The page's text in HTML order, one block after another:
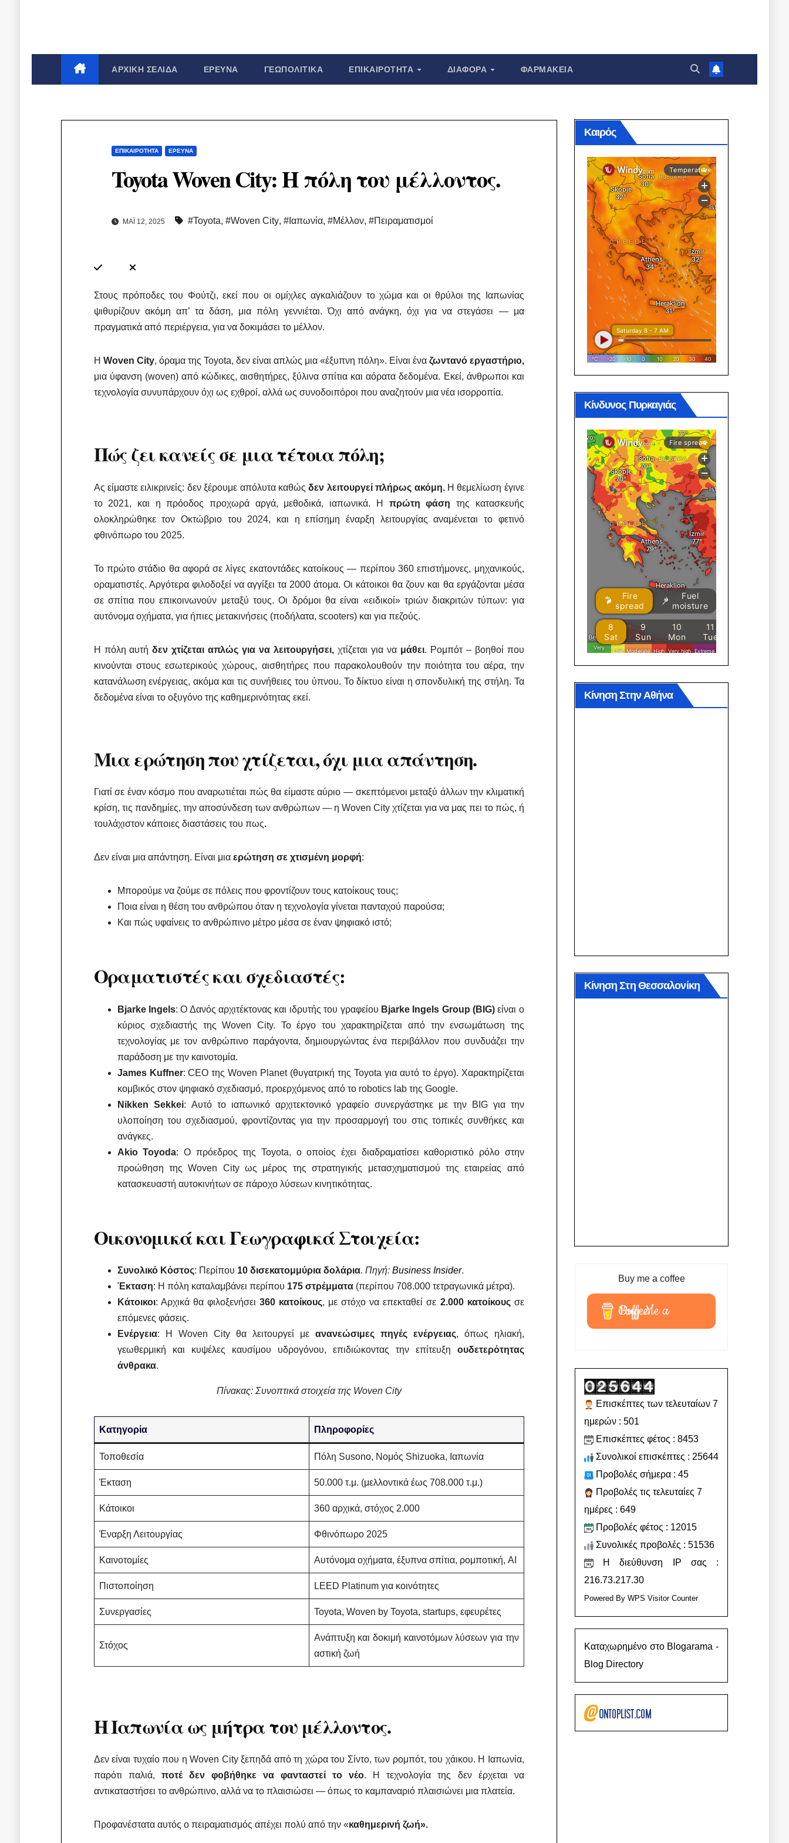
ΑΡΧΙΚΉ ΣΕΛΊΔΑ ΈΡΕΥΝΑ ΓΕΩΠΟΛΙΤΙΚΆ ΕΠΙΚΑΙΡΌΤΗΤΑ ΔΙΆΦΟΡΑ ΦΑΡΜΑΚΕΊΑ
ΕΠΙΚΑΙΡΌΤΗΤΑ ΈΡΕΥΝΑ
Toyota Woven City: Η πόλη του μέλλοντος.
ΜΆΙ 12, 2025 #Toyota, #Woven City, #Ιαπωνία, #Μέλλον, #Πειραματισμοί
Στους πρόποδες του Φούτζι, εκεί που οι ομίχλες αγκαλιάζουν το χώμα και οι θρύλοι της Ιαπωνίας
ψιθυρίζουν ακόμη απ’ τα δάση, μια πόλη γεννιέται. Όχι από ανάγκη, όχι για να στεγάσει — μα
πραγματικά από περιέργεια, για να δοκιμάσει το μέλλον.
Η Woven City, όραμα της Toyota, δεν είναι απλώς μια «έξυπνη πόλη». Είναι ένα ζωντανό εργαστήριο,
μια ύφανση (woven) από κώδικες, αισθητήρες, ξύλινα σπίτια και αόρατα δεδομένα. Εκεί, άνθρωποι και
τεχνολογία συνυπάρχουν όχι ως εχθροί, αλλά ως συνοδοιπόροι που αναζητούν μια νέα ισορροπία.
Πώς ζει κανείς σε μια τέτοια πόλη;
Ας είμαστε ειλικρινείς: δεν ξέρουμε απόλυτα καθώςδεν λειτουργεί πλήρως ακόμη. Η θεμελίωση έγινε
το 2021, και η πρόοδος προχωρά αργά, μεθοδικά, ιαπωνικά. Η πρώτη φάση της κατασκευής
ολοκληρώθηκε τον Οκτώβριο του 2024, και η επίσημη έναρξη λειτουργίας αναμένεται το φετινό
φθινόπωρο του 2025.
Το πρώτο στάδιο θα αφορά σε λίγες εκατοντάδες κατοίκους — περίπου 360 επιστήμονες, μηχανικούς,
οραματιστές. Αργότερα φιλοδοξεί να αγγίξει τα 2000 άτομα. Οι κάτοικοι θα ζουν και θα εργάζονται μέσα
σε σπίτια που επικοινωνούν μεταξύ τους. Οι δρόμοι θα είναι «ειδικοί» τριών διακριτών τύπων: για
αυτόνομα οχήματα, για ήπιες μετακινήσεις (ποδήλατα, scooters) και για πεζούς.
Η πόλη αυτήδεν χτίζεται απλώς για να λειτουργήσει,χτίζεται για να μάθει. Ρομπότ – βοηθοί που
κινούνται στους εσωτερικούς χώρους, αισθητήρες που παρακολουθούν την ποιότητα του αέρα, την
κατανάλωση ενέργειας, ακόμα και τις συνήθειες του ύπνου. Το δίκτυο είναι η σπονδυλική της στήλη. Τα
δεδομένα είναι το οξυγόνο της καθημερινότητας εκεί.
Μια ερώτηση που χτίζεται, όχι μια απάντηση.
Γιατί σε έναν κόσμο που αναρωτιέται πώς θα είμαστε αύριο — σκεπτόμενοι μεταξύ άλλων την κλιματική
κρίση, τις πανδημίες, την αποσύνδεση των ανθρώπων — η Woven City χτίζεται για να μας πει το πώς, ή
τουλάχιστον κάποιες διαστάσεις του πως.
Δεν είναι μια απάντηση. Είναι μια ερώτηση σε χτισμένη μορφή:
Μπορούμε να ζούμε σε πόλεις που φροντίζουν τους κατοίκους τους;
Ποια είναι η θέση του ανθρώπου όταν η τεχνολογία γίνεται πανταχού παρούσα;
Και πώς υφαίνεις το ανθρώπινο μέτρο μέσα σε έναν ψηφιακό ιστό;
Οραματιστές και σχεδιαστές:
Bjarke Ingels: Ο Δανός αρχιτέκτονας και ιδρυτής του γραφείου Bjarke Ingels Group (BIG)είναι ο
κύριος σχεδιαστής της Woven City. Το έργο του χαρακτηρίζεται από την ενσωμάτωση της
τεχνολογίας με τον ανθρώπινο παράγοντα, δημιουργώντας ένα περιβάλλον που συνδυάζει την
παράδοση με την καινοτομία.
James Kuffner: CEO της Woven Planet (θυγατρική της Toyota για αυτό το έργο). Χαρακτηρίζεται
κομβικός στον ψηφιακό σχεδιασμό, προερχόμενος από το robotics lab της Google.
Nikken Sekkei: Αυτό το ιαπωνικό αρχιτεκτονικό γραφείο συνεργάστηκε με την BIG για την
υλοποίηση του σχεδιασμού, φροντίζοντας για την προσαρμογή του στις τοπικές συνθήκες και
ανάγκες.
Akio Toyoda: Ο πρόεδρος της Toyota, ο οποίος έχει διαδραματίσει καθοριστικό ρόλο στην
προώθηση της Woven City ως μέρος της στρατηγικής μετασχηματισμού της εταιρείας από
κατασκευαστή αυτοκινήτων σε πάροχο λύσεων κινητικότητας.
Οικονομικά και Γεωγραφικά Στοιχεία:
Συνολικό Κόστος: Περίπου 10 δισεκατομμύρια δολάρια. Πηγή: Business Insider.
Έκταση: Η πόλη καταλαμβάνει περίπου 175 στρέμματα(περίπου 708.000 τετραγωνικά μέτρα).
Κάτοικοι: Αρχικά θα φιλοξενήσει 360 κατοίκους, με στόχο να επεκταθεί σε 2.000 κατοίκουςσε
επόμενες φάσεις.
Ενέργεια: Η Woven City θα λειτουργεί με ανανεώσιμες πηγές ενέργειας, όπως ηλιακή,
γεωθερμική και κυψέλες καυσίμου υδρογόνου, επιδιώκοντας την επίτευξη ουδετερότητας
άνθρακα.
Πίνακας: Συνοπτικά στοιχεία της Woven City
Κατηγορία Πληροφορίες
Τοποθεσία Πόλη Susono, Νομός Shizuoka, Ιαπωνία
Έκταση 50.000 τ.μ. (μελλοντικά έως 708.000 τ.μ.)
Κάτοικοι 360 αρχικά, στόχος 2.000
Έναρξη Λειτουργίας Φθινόπωρο 2025
Καινοτομίες Αυτόνομα οχήματα, έξυπνα σπίτια, ρομποτική, AI
Πιστοποίηση LEED Platinum για κοινότητες
Συνεργασίες Toyota, Woven by Toyota, startups, εφευρέτες
Στόχος
Ανάπτυξη και δοκιμή καινοτόμων λύσεων για την
αστική ζωή
Η Ιαπωνία ως μήτρα του μέλλοντος.
Δεν είναι τυχαίο που η Woven City ξεπηδά από τη χώρα του Σίντο, των ρομπότ, του χάικου. Η Ιαπωνία,
παρότι παλιά, ποτέ δεν φοβήθηκε να φανταστεί το νέο. Η τεχνολογία της δεν έρχεται να
αντικαταστήσει το ανθρώπινο, αλλά να το πλαισιώσει — όπως το καμπαναριό πλαισιώνει μια πλατεία.
Προφανέστατα αυτός ο πειραματισμός απέχει πολύ από την «καθημερινή ζωή».
Καιρός
Κίνδυνος Πυρκαγιάς
Κίνηση Στην Αθήνα
Κίνηση Στη Θεσσαλονίκη
Buy me a coffee
Buy Me a Coffee
Επισκέπτες των τελευταίων 7
ημερών : 501
Επισκέπτες φέτος : 8453
Συνολικοί επισκέπτες : 25644
Προβολές σήμερα : 45
Προβολές τις τελευταίες 7
ημέρες : 649
Προβολές φέτος : 12015
Συνολικές προβολές : 51536
Η διεύθυνση IP σας :
216.73.217.30
Powered By WPS Visitor Counter
Καταχωρημένο στο Blogarama -
Blog Directory